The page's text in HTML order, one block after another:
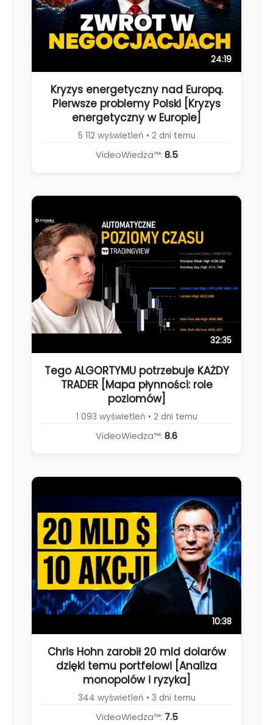
24:19
Kryzys energetyczny nad Europą.
Pierwsze problemy Polski [Kryzys
energetyczny w Europie]
5 112 wyświetleń • 2 dni temu
VideoWiedza™: 8.5
32:35
Tego ALGORTYMU potrzebuje KAŻDY
TRADER [Mapa płynności: role
poziomów]
1 093 wyświetleń • 2 dni temu
VideoWiedza™: 8.6
10:38
Chris Hohn zarobił 20 mld dolarów
dzięki temu portfelowi [Analiza
monopolów i ryzyka]
344 wyświetleń • 3 dni temu
VideoWiedza™: 7.5